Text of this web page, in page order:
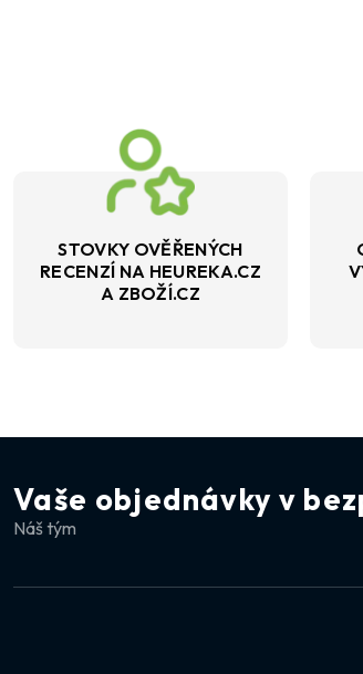
STOVKY OVĚŘENÝCH
RECENZÍ NA HEUREKA.CZ
A ZBOŽÍ.CZ
Vaše objednávky v
Náš tým